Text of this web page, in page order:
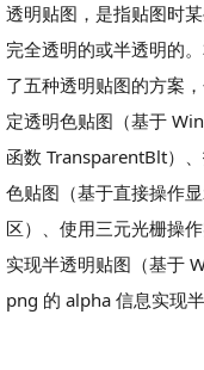
透明贴图，是指贴图时
完全透明的或半透明的
了五种透明贴图的方案
定透明色贴图（基于
函数 TransparentBlt）
色贴图（基于直接操作
区）、使用三元光栅操
实现半透明贴图（基于
png 的 alpha 信息实现